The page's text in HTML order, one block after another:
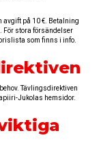
avgift på 10 €. Betalning
stora försändelser
som finns i info.
Tävlingsdirektiven
Jukolas hemsidor.